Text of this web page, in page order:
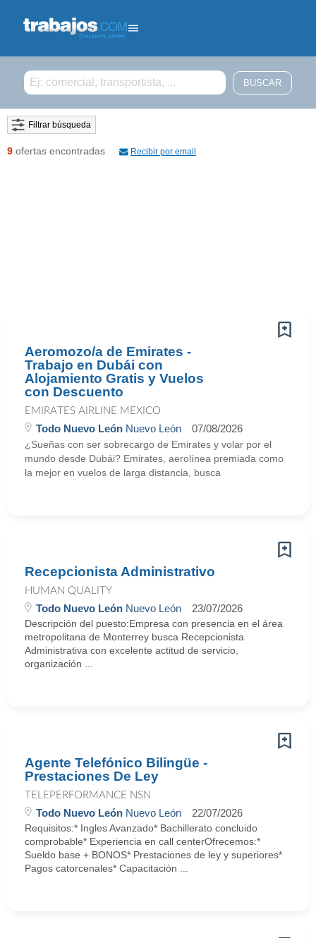
Filtrar búsqueda
9 ofertas encontradas Recibir por email
Aeromozo/a de Emirates -
Trabajo en Dubái con
Alojamiento Gratis y Vuelos
con Descuento
EMIRATES AIRLINE MEXICO
Todo Nuevo León Nuevo León 07/08/2026
¿Sueñas con ser sobrecargo de Emirates y volar por el
mundo desde Dubái? Emirates, aerolínea premiada como
la mejor en vuelos de larga distancia, busca
Recepcionista Administrativo
HUMAN QUALITY
Todo Nuevo León Nuevo León 23/07/2026
Descripción del puesto:Empresa con presencia en el área
metropolitana de Monterrey busca Recepcionista
Administrativa con excelente actitud de servicio,
organización ...
Agente Telefónico Bilingüe -
Prestaciones De Ley
TELEPERFORMANCE NSN
Todo Nuevo León Nuevo León 22/07/2026
Requisitos:* Ingles Avanzado* Bachillerato concluido
comprobable* Experiencia en call centerOfrecemos:*
Sueldo base + BONOS* Prestaciones de ley y superiores*
Pagos catorcenales* Capacitación ...